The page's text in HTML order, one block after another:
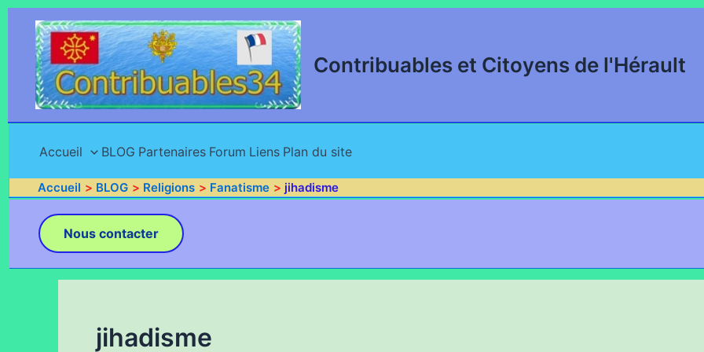
Aller
contenu
Contribuables et Citoyens de l'Hérault
Accueil BLOG Partenaires Forum Liens Plan du site
Accueil BLOG Religions Fanatisme jihadisme
Nous contacter
jihadisme